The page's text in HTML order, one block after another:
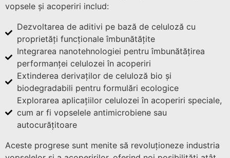
vopsele și acoperiri includ:
Dezvoltarea de aditivi pe bază de celuloză cu
proprietăți funcționale îmbunătățite
Integrarea nanotehnologiei pentru îmbunătățirea
performanței celulozei în acoperiri
Extinderea derivaților de celuloză bio și
biodegradabili pentru formulări ecologice
Explorarea aplicațiilor celulozei în acoperiri speciale,
cum ar fi vopselele antimicrobiene sau
autocurățitoare
Aceste progrese sunt menite să revoluționeze industria